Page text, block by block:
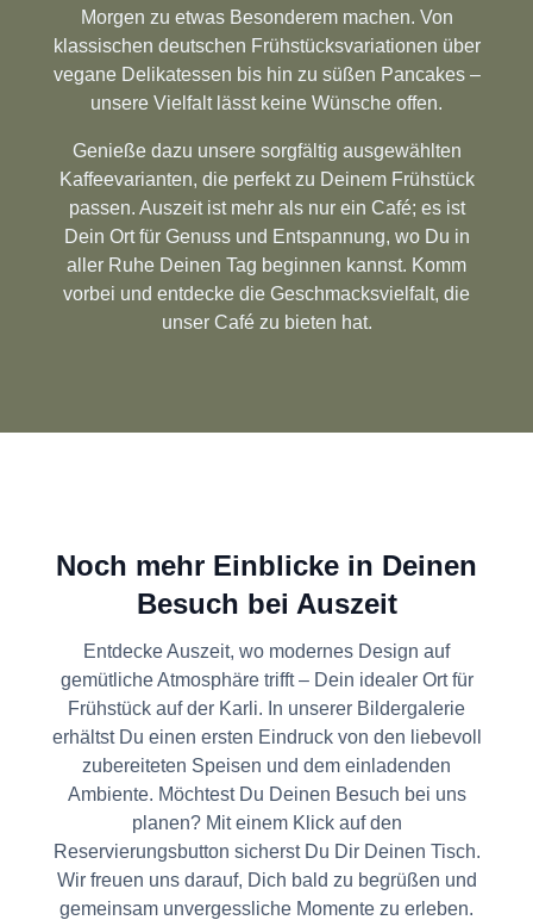
Morgen zu etwas Besonderem machen. Von
klassischen deutschen Frühstücksvariationen über
vegane Delikatessen bis hin zu süßen Pancakes –
unsere Vielfalt lässt keine Wünsche offen.
Genieße dazu unsere sorgfältig ausgewählten
Kaffeevarianten, die perfekt zu Deinem Frühstück
passen. Auszeit ist mehr als nur ein Café; es ist
Dein Ort für Genuss und Entspannung, wo Du in
aller Ruhe Deinen Tag beginnen kannst. Komm
vorbei und entdecke die Geschmacksvielfalt, die
unser Café zu bieten hat.
Noch mehr Einblicke in Deinen
Besuch bei Auszeit
Entdecke Auszeit, wo modernes Design auf
gemütliche Atmosphäre trifft – Dein idealer Ort für
Frühstück auf der Karli. In unserer Bildergalerie
erhältst Du einen ersten Eindruck von den liebevoll
zubereiteten Speisen und dem einladenden
Ambiente. Möchtest Du Deinen Besuch bei uns
planen? Mit einem Klick auf den
Reservierungsbutton sicherst Du Dir Deinen Tisch.
Wir freuen uns darauf, Dich bald zu begrüßen und
gemeinsam unvergessliche Momente zu erleben.